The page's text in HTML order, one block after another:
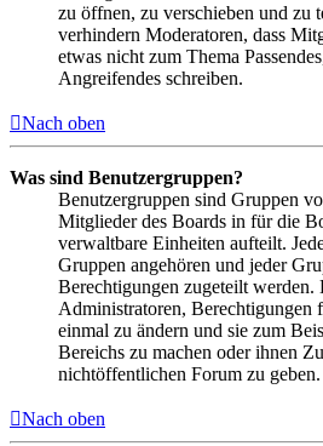
zu öffnen, zu verschieben und zu
verhindern Moderatoren, dass
etwas nicht zum Thema
Angreifendes schreiben.
Nach oben
Was sind Benutzergruppen?
Benutzergruppen sind Gruppen
Mitglieder des Boards in für die
verwaltbare Einheiten aufteilt.
Gruppen angehören und jeder
Berechtigungen zugeteilt werden.
Administratoren, Berechtigungen
einmal zu ändern und sie zum
Bereichs zu machen oder ihnen
nichtöffentlichen Forum zu geben.
Nach oben